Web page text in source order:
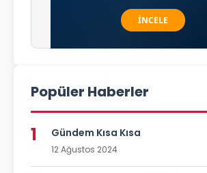
Popüler Haberler
1 Gündem Kısa Kısa
12 Ağustos 2024